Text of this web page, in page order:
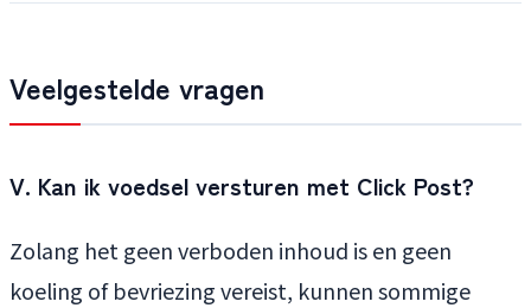
Veelgestelde vragen
V. Kan ik voedsel versturen met Click Post?
Zolang het geen verboden inhoud is en geen
koeling of bevriezing vereist, kunnen sommige